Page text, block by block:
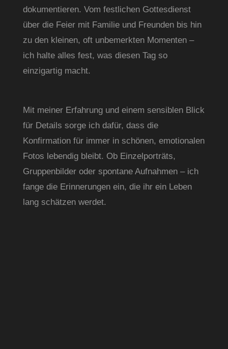
dokumentieren. Vom festlichen Gottesdienst
über die Feier mit Familie und Freunden bis hin
zu den kleinen, oft unbemerkten Momenten –
ich halte alles fest, was diesen Tag so
einzigartig macht.
Mit meiner Erfahrung und einem sensiblen Blick
für Details sorge ich dafür, dass die
Konfirmation für immer in schönen, emotionalen
Fotos lebendig bleibt. Ob Einzelporträts,
Gruppenbilder oder spontane Aufnahmen – ich
fange die Erinnerungen ein, die ihr ein Leben
lang schätzen werdet.